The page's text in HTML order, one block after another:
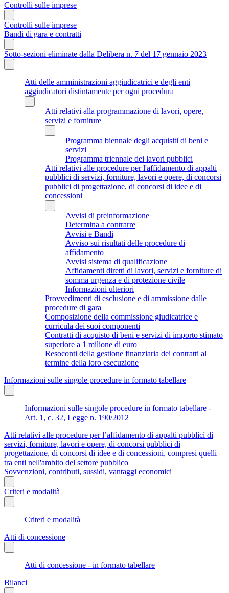
Controlli sulle imprese
Controlli sulle imprese
Bandi di gara e contratti
Sotto-sezioni eliminate dalla Delibera n. 7 del 17 gennaio 2023
Atti delle amministrazioni aggiudicatrici e degli enti
aggiudicatori distintamente per ogni procedura
Atti relativi alla programmazione di lavori, opere,
servizi e forniture
Programma biennale degli acquisiti di beni e
servizi
Programma triennale dei lavori pubblici
Atti relativi alle procedure per l'affidamento di appalti
pubblici di servizi, forniture, lavori e opere, di concorsi
pubblici di progettazione, di concorsi di idee e di
concessioni
Avvisi di preinformazione
Determina a contrarre
Avvisi e Bandi
Avviso sui risultati delle procedure di
affidamento
Avvisi sistema di qualificazione
Affidamenti diretti di lavori, servizi e forniture di
somma urgenza e di protezione civile
Informazioni ulteriori
Provvedimenti di esclusione e di ammissione dalle
procedure di gara
Composizione della commissione giudicatrice e
curricula dei suoi componenti
Contratti di acquisto di beni e servizi di importo stimato
superiore a 1 milione di euro
Resoconti della gestione finanziaria dei contratti al
termine della loro esecuzione
Informazioni sulle singole procedure in formato tabellare
Informazioni sulle singole procedure in formato tabellare -
Art. 1, c. 32, Legge n. 190/2012
Atti relativi alle procedure per l’affidamento di appalti pubblici di
servizi, forniture, lavori e opere, di concorsi pubblici di
progettazione, di concorsi di idee e di concessioni, compresi quelli
tra enti nell'ambito del settore pubblico
Sovvenzioni, contributi, sussidi, vantaggi economici
Criteri e modalità
Criteri e modalità
Atti di concessione
Atti di concessione - in formato tabellare
Bilanci